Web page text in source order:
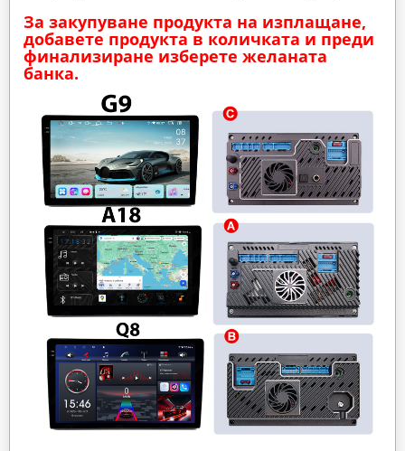
За закупуване продукта на изплащане,
добавете продукта в количката и преди
финализиране изберете желаната
банка.